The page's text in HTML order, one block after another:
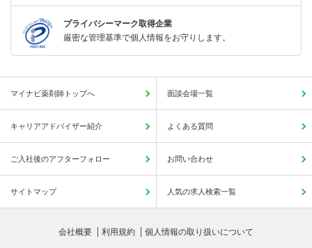
プライバシーマーク取得企業
厳密な管理基準で個人情報をお守りします。
マイナビ薬剤師トップへ 面談会場一覧
キャリアアドバイザー紹介 よくある質問
ご入社後のアフターフォロー お問い合わせ
サイトマップ 人気の求人検索一覧
会社概要 利用規約 個人情報の取り扱いについて